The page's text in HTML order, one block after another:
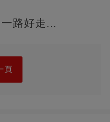
路好走...
頁